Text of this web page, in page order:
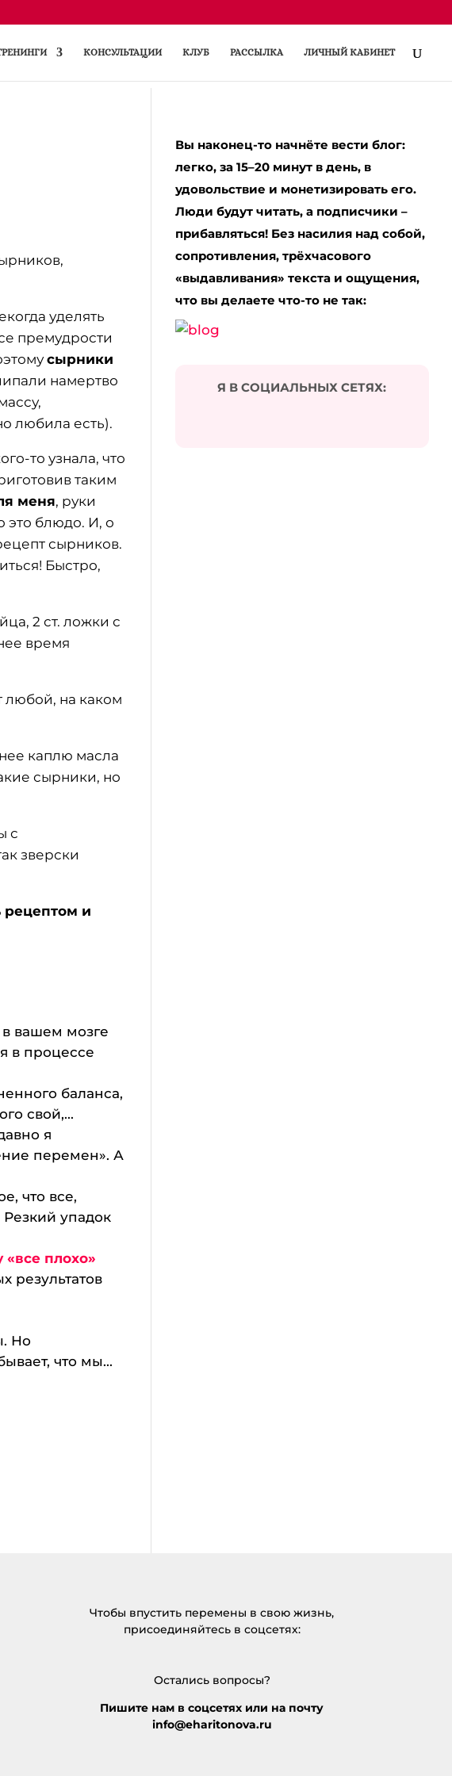
КОНСУЛЬТАЦИИ КЛУБ РАССЫЛКА ЛИЧНЫЙ КАБИНЕТ
уделять
премудрости
сырники
намертво
любила есть).
то узнала, что
таким
меня, руки
это блюдо. И, о
сырников.
Быстро,
2 ст. ложки с
время
любой, на каком
каплю масла
сырники, но
с
зверски
рецептом и
в вашем мозге
в процессе
баланса,
свой,...
я
перемен». А
что все,
Резкий упадок
плохо»
результатов
Но
что мы...
Вы наконец-то начнёте вести блог:
легко, за 15–20 минут в день, в
удовольствие и монетизировать его.
Люди будут читать, а подписчики –
прибавляться! Без насилия над собой,
сопротивления, трёхчасового
«выдавливания» текста и ощущения,
что вы делаете что-то не так:
Я В СОЦИАЛЬНЫХ СЕТЯХ:
Чтобы впустить перемены в свою жизнь,
присоединяйтесь в соцсетях:
Остались вопросы?
Пишите нам в соцсетях или на почту
info@eharitonova.ru